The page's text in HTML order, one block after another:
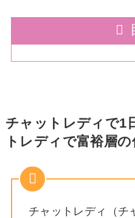
チャットレディで1
トレディで富裕層の
チャットレディ（チ